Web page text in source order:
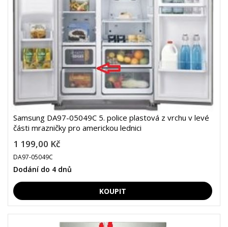
Samsung DA97-05049C 5. police plastová z vrchu v levé
části mrazničky pro americkou lednici
1 199,00 Kč
DA97-05049C
Dodání do 4 dnů